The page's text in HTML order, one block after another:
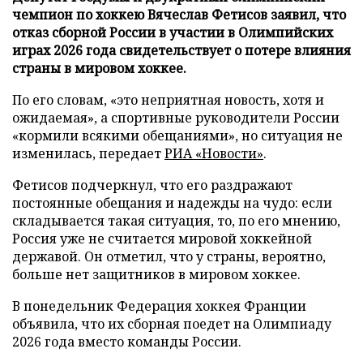
чемпион по хоккею Вячеслав Фетисов заявил, что
отказ сборной России в участии в Олимпийских
играх 2026 года свидетельствует о потере влияния
страны в мировом хоккее.
По его словам, «это неприятная новость, хотя и
ожидаемая», а спортивные руководители России
«кормили всякими обещаниями», но ситуация не
изменилась, передаетРИА «Новости».
Фетисов подчеркнул, что его раздражают
постоянные обещания и надежды на чудо: если
складывается такая ситуация, то, по его мнению,
Россия уже не считается мировой хоккейной
державой. Он отметил, что у страны, вероятно,
больше нет защитников в мировом хоккее.
В понедельник Федерация хоккея Франции
объявила, что их сборная поедет на Олимпиаду
2026 года вместо команды России.